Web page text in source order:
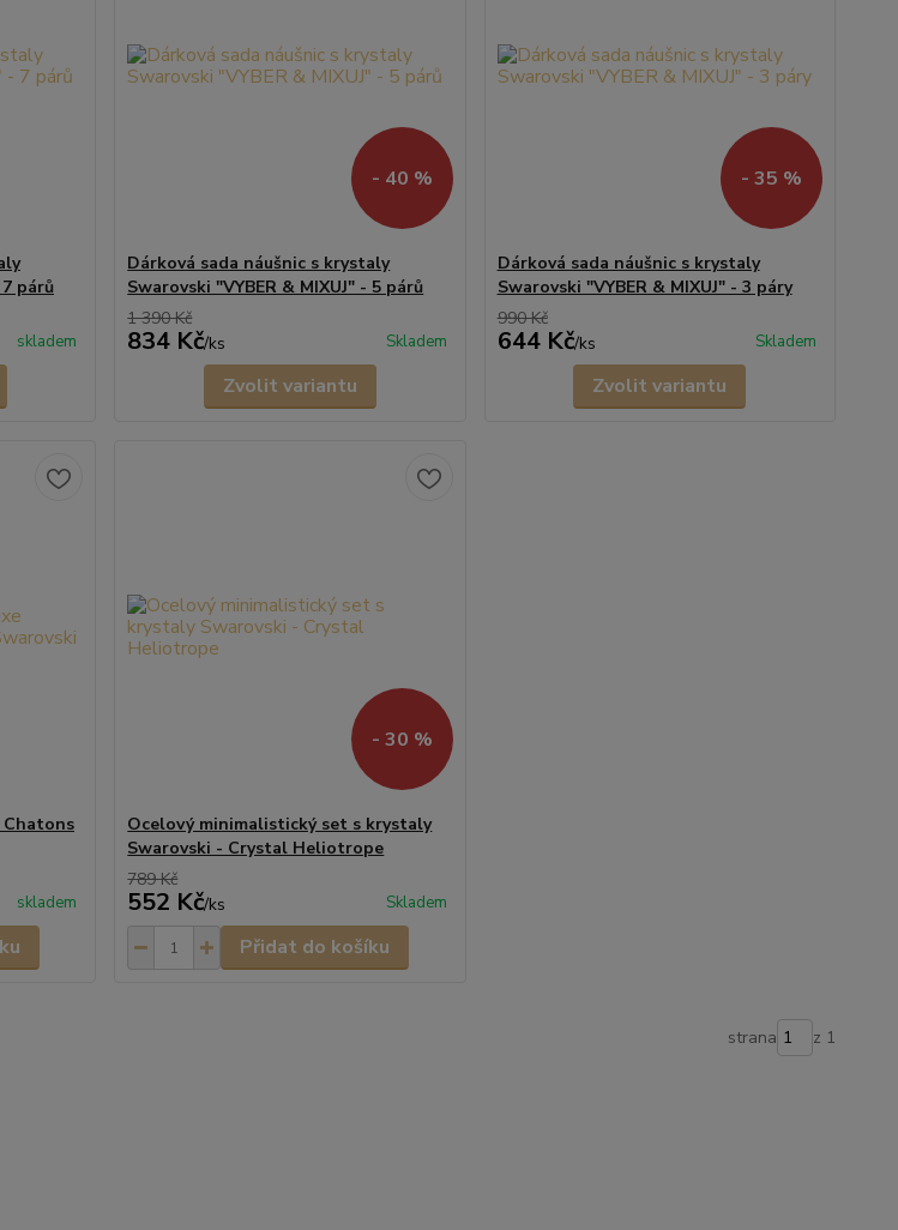
párů
skladem
- 40 %
Dárková sada náušnic s krystaly
Swarovski "VYBER & MIXUJ" - 5 párů
1 390 Kč
834 Kč/ks Skladem
Zvolit variantu
- 35 %
Dárková sada náušnic s krystaly
Swarovski "VYBER & MIXUJ" - 3 páry
990 Kč
644 Kč/ks Skladem
Zvolit variantu
Chatons
skladem
- 30 %
Ocelový minimalistický set s krystaly
Swarovski - Crystal Heliotrope
789 Kč
552 Kč/ks Skladem
Přidat do košíku
strana z 1